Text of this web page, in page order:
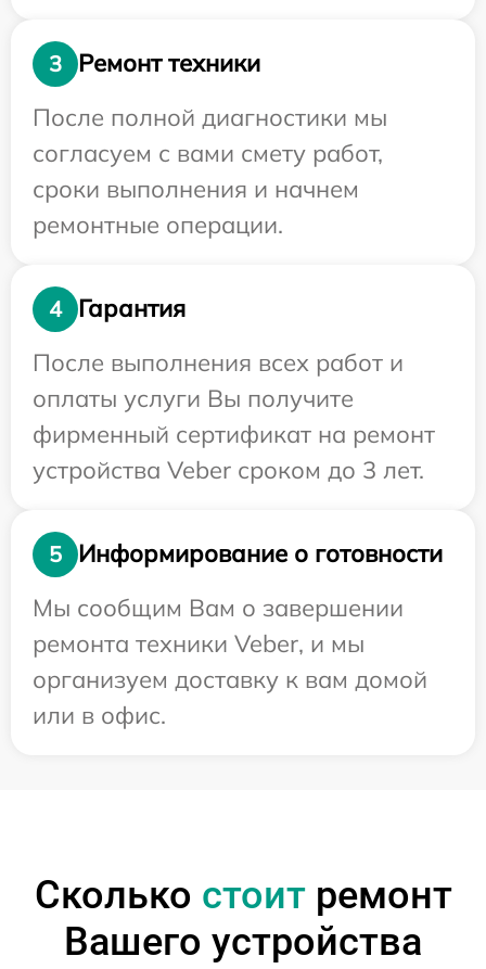
3
Ремонт техники
После полной диагностики мы
согласуем с вами смету работ,
сроки выполнения и начнем
ремонтные операции.
4
Гарантия
После выполнения всех работ и
оплаты услуги Вы получите
фирменный сертификат на ремонт
устройства Veber сроком до 3 лет.
5
Информирование о готовности
Мы сообщим Вам о завершении
ремонта техники Veber, и мы
организуем доставку к вам домой
или в офис.
Сколько стоитремонт
Вашего устройства